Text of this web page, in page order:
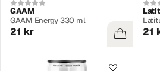
GAAM
GAAM Energy 330 ml
21 kr 21